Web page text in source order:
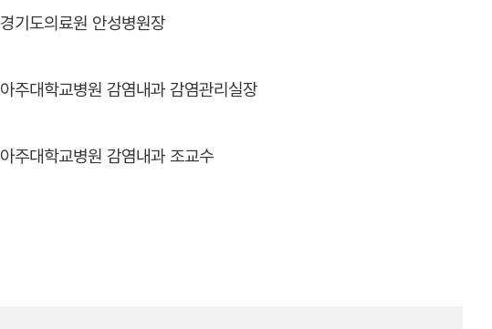
경기도의료원 안성병원장
아주대학교병원 감염내과 감염관리실장
아주대학교병원 감염내과 조교수